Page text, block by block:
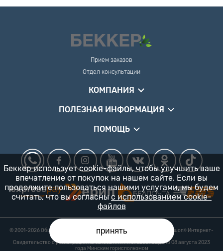
Прием заказов
Отдел консультации
КОМПАНИЯ
ПОЛЕЗНАЯ ИНФОРМАЦИЯ
ПОМОЩЬ
© 2001-2026 Общество с ограниченной ответственностью «Гарденшоп» Интернет-
магазин «БЕККЕР™» 24/7
Свидетельство о регистрации № 0218821 УНП 193702687 выдано 08 августа 2023
года Минским горисполкомом
Беккер использует cookie-файлы, чтобы улучшить ваше
впечатление от покупок на нашем сайте. Если вы
продолжите пользоваться нашими услугами, мы будем
считать, что вы согласны с использованием cookie-
файлов
принять